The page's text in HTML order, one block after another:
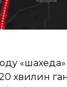
хвилин